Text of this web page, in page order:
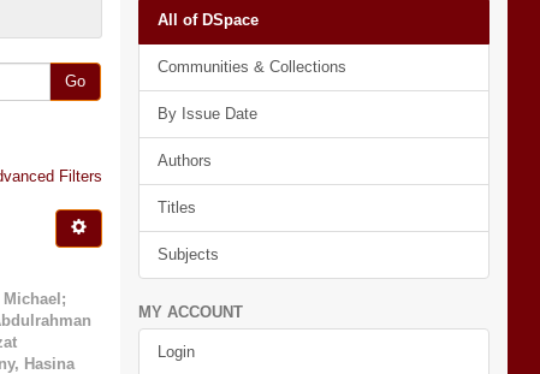
Go
Filters
;
Hasina
All of DSpace
Communities & Collections
By Issue Date
Authors
Titles
Subjects
MY ACCOUNT
Login